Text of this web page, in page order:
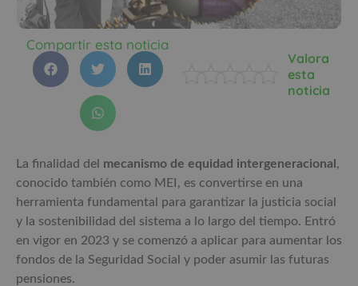
Compartir esta noticia
Valora
esta
noticia
La finalidad del mecanismo de equidad intergeneracional ,
conocido también como MEI, es convertirse en una
herramienta fundamental para garantizar la justicia social
y la sostenibilidad del sistema a lo largo del tiempo. Entró
en vigor en 2023 y se comenzó a aplicar para aumentar los
fondos de la Seguridad Social y poder asumir las futuras
pensiones.